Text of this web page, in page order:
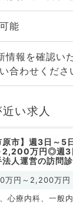
能
情報を確認い
合わせくださ
い求人
原市】週3日～5
2,200万円◎週3
人運営の訪問診
万円～2,200万円
心療内科、一般